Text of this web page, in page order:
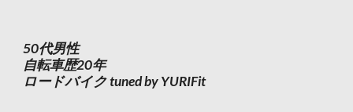
50代男性
自転車歴20年
ロードバイク tuned by YURIFit